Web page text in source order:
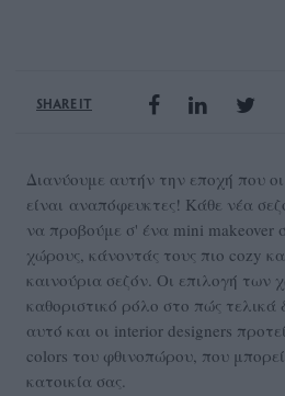
SHARE IT
Διανύουμε αυτήν την εποχή που
είναι αναπόφευκτες! Κάθε νέα
να προβούμε σ' ένα mini makeover
χώρους, κάνοντάς τους πιο cozy
καινούρια σεζόν. Οι επιλογή των
καθοριστικό ρόλο στο πώς τελικά
αυτό και οι interior designers
colors του φθινοπώρου, που
κατοικία σας.